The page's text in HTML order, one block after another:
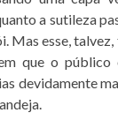
a sutileza
Mas esse,
que o público
devidamente